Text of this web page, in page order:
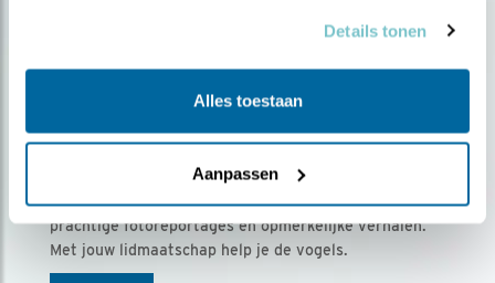
Details tonen
Alles toestaan
Aanpassen
Ontvang 5 x Vogels voor € 36,00 per jaar
Vogels is het tijdschrift voor onze leden, met
prachtige fotoreportages en opmerkelijke verhalen.
Met jouw lidmaatschap help je de vogels.